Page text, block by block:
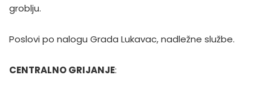
groblju.
Poslovi po nalogu Grada Lukavac, nadležne službe.
CENTRALNO GRIJANJE: